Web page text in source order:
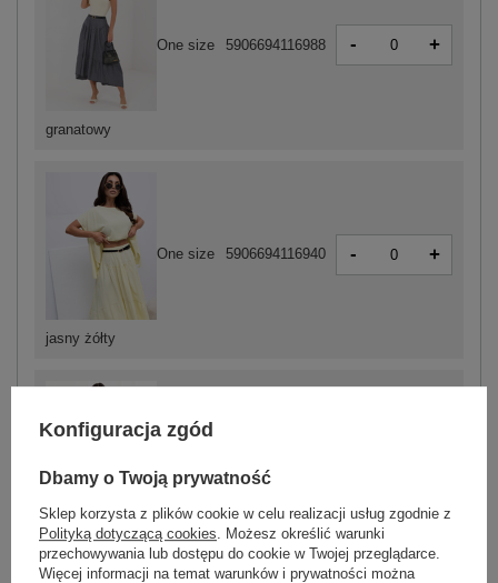
jasny żółty
One size 5906694116940 - +
granatowy
One size 5906694116988 - +
jasny różowy
Konfiguracja zgód
Dbamy o Twoją prywatność
Sklep korzysta z plików cookie w celu realizacji usług zgodnie z
Polityką dotyczącą cookies . Możesz określić warunki
przechowywania lub dostępu do cookie w Twojej przeglądarce.
Więcej informacji na temat warunków i prywatności można